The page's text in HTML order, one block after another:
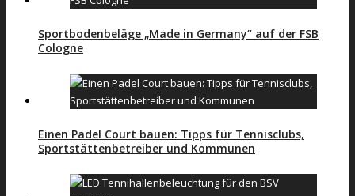
Sportbodenbeläge „Made in Germany“ auf der FSB
Cologne
Einen Padel Court bauen: Tipps für Tennisclubs,
Sportstättenbetreiber und Kommunen